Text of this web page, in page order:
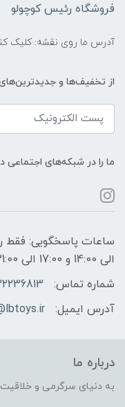
فروشگاه رئیس کوچولو
آدرس ما روی نقشه: کلیک
از تخفیف‌ها و
ما را در شبکه‌های اجتماعی
الی 14:00 و 17:00 الی 21:00
شماره تماس:
023-32236813 و
آدرس ایمیل:
درباره ما
به دنیای سرگرمی و